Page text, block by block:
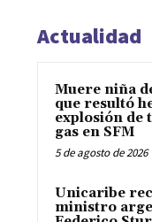
Actualidad
Muere niña
que resultó
explosión de
gas en SFM
5 de agosto de 2026
Unicaribe
ministro